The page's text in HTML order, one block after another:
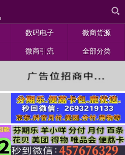
数码电子 微商货源
微商引流 全部分类